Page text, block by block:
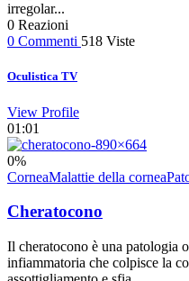
irregolar...
0 Reazioni
0 Commenti 518 Viste
Oculistica TV
View Profile
01:01
0%
CorneaMalattie della cornea
Cheratocono
Il cheratocono è una patologia
infiammatoria che colpisce la